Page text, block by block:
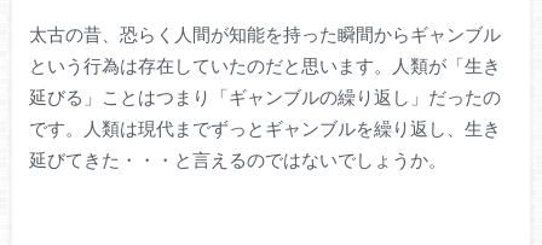
太古の昔、恐らく人間が知能を持った瞬間からギャンブル
という行為は存在していたのだと思います。人類が「生き
延びる」ことはつまり「ギャンブルの繰り返し」だったの
です。人類は現代までずっとギャンブルを繰り返し、生き
延びてきた・・・と言えるのではないでしょうか。